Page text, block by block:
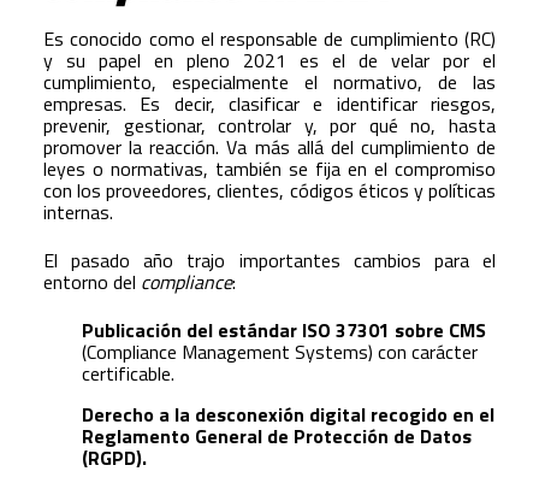
Es conocido como el responsable de cumplimiento (RC)
y su papel en pleno 2021 es el de velar por el
cumplimiento, especialmente el normativo, de las
empresas. Es decir, clasificar e identificar riesgos,
prevenir, gestionar, controlar y, por qué no, hasta
promover la reacción. Va más allá del cumplimiento de
leyes o normativas, también se fija en el compromiso
con los proveedores, clientes, códigos éticos y políticas
internas.
El pasado año trajo importantes cambios para el
entorno del compliance:
Publicación del estándar ISO 37301 sobre CMS
(Compliance Management Systems) con carácter
certificable.
Derecho a la desconexión digital recogido en el
Reglamento General de Protección de Datos
(RGPD).